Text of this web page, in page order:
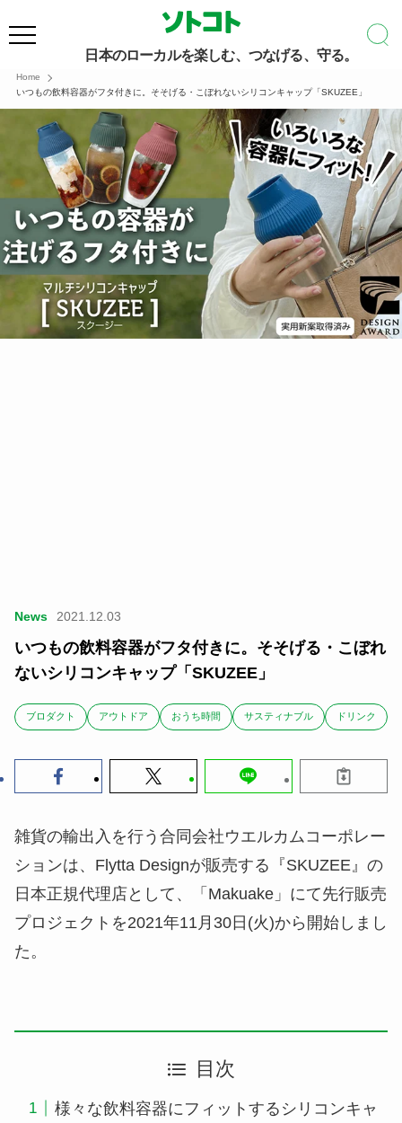
日本のローカルを楽しむ、つなげる、守る。
Home
いつもの飲料容器がフタ付きに。そそげる・こぼれないシリコンキャップ「SKUZEE」
News 2021.12.03
いつもの飲料容器がフタ付きに。そそげる・こぼれ
ないシリコンキャップ「SKUZEE」
ブロダクト アウトドア おうち時間 サスティナブル ドリンク
雑貨の輸出入を行う合同会社ウエルカムコーポレー
ションは、Flytta Designが販売する『SKUZEE』の
日本正規代理店として、「Makuake」にて先行販売
プロジェクトを2021年11月30日(火)から開始しまし
た。
目次
様々な飲料容器にフィットするシリコンキャ